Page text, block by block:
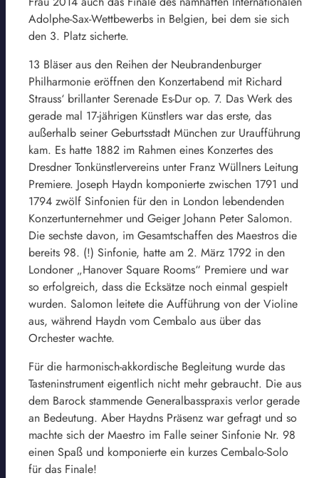
Adolphe-Sax-Wettbewerbs in Belgien, bei dem sie sich
den 3. Platz sicherte.
13 Bläser aus den Reihen der Neubrandenburger
Philharmonie eröffnen den Konzertabend mit Richard
Strauss‘ brillanter Serenade Es-Dur op. 7. Das Werk des
gerade mal 17-jährigen Künstlers war das erste, das
außerhalb seiner Geburtsstadt München zur Uraufführung
kam. Es hatte 1882 im Rahmen eines Konzertes des
Dresdner Tonkünstlervereins unter Franz Wüllners Leitung
Premiere. Joseph Haydn komponierte zwischen 1791 und
1794 zwölf Sinfonien für den in London lebendenden
Konzertunternehmer und Geiger Johann Peter Salomon.
Die sechste davon, im Gesamtschaffen des Maestros die
bereits 98. (!) Sinfonie, hatte am 2. März 1792 in den
Londoner „Hanover Square Rooms“ Premiere und war
so erfolgreich, dass die Ecksätze noch einmal gespielt
wurden. Salomon leitete die Aufführung von der Violine
aus, während Haydn vom Cembalo aus über das
Orchester wachte.
Für die harmonisch-akkordische Begleitung wurde das
Tasteninstrument eigentlich nicht mehr gebraucht. Die aus
dem Barock stammende Generalbasspraxis verlor gerade
an Bedeutung. Aber Haydns Präsenz war gefragt und so
machte sich der Maestro im Falle seiner Sinfonie Nr. 98
einen Spaß und komponierte ein kurzes Cembalo-Solo
für das Finale!